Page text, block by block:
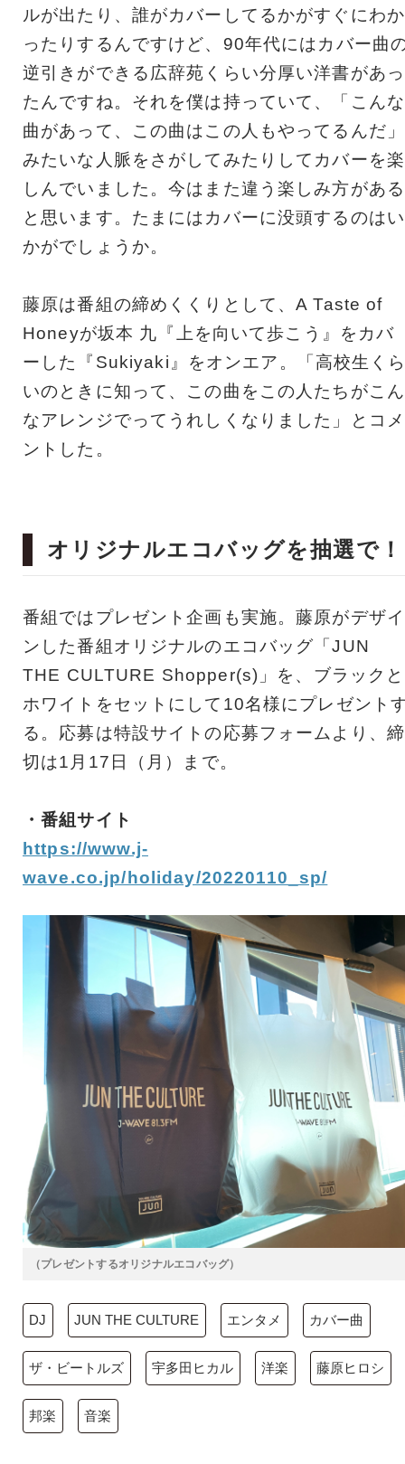
ルが出たり、誰がカバーしてるかがすぐにわか
ったりするんですけど、90年代にはカバー曲
逆引きができる広辞苑くらい分厚い洋書があっ
たんですね。それを僕は持っていて、「こんな
曲があって、この曲はこの人もやってるんだ」
みたいな人脈をさがしてみたりしてカバーを楽
しんでいました。今はまた違う楽しみ方がある
と思います。たまにはカバーに没頭するのはい
かがでしょうか。
藤原は番組の締めくくりとして、A Taste of
Honeyが坂本 九『上を向いて歩こう』をカバ
ーした『Sukiyaki』をオンエア。「高校生く
いのときに知って、この曲をこの人たちがこん
なアレンジでってうれしくなりました」とコメ
ントした。
オリジナルエコバッグを抽選で！
番組ではプレゼント企画も実施。藤原がデザイ
ンした番組オリジナルのエコバッグ「JUN
THE CULTURE Shopper(s)」を、ブラックと
ホワイトをセットにして10名様にプレゼント
る。応募は特設サイトの応募フォームより、締
切は1月17日（月）まで。
・番組サイト
https://www.j-
wave.co.jp/holiday/20220110_sp/
（プレゼントするオリジナルエコバッグ）
DJ JUN THE CULTURE エンタメ カバー曲
ザ・ビートルズ 宇多田ヒカル 洋楽 藤原ヒロシ
邦楽 音楽